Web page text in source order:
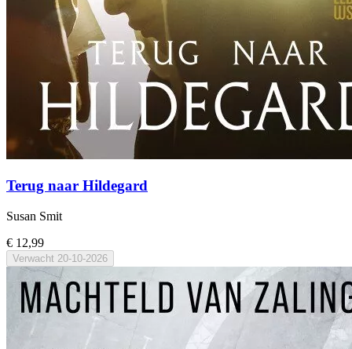
Terug naar Hildegard
Susan Smit
€ 12,99
Verwacht 20-10-2026